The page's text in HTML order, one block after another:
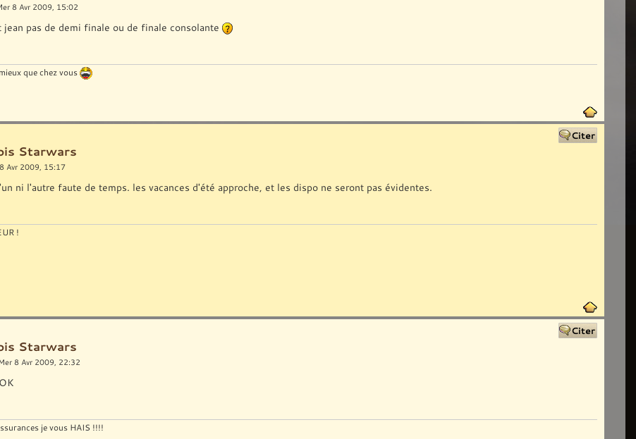
8 Avr 2009, 15:02
jean pas de demi finale ou de finale consolante
que chez vous
Starwars
Avr 2009, 15:17
ni l'autre faute de temps. les vacances d'été approche, et les dispo ne seront pas évidentes.
!
Starwars
8 Avr 2009, 22:32
je vous HAIS !!!!